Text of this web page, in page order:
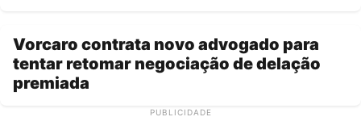
Vorcaro contrata novo advogado para
tentar retomar negociação de delação
premiada
PUBLICIDADE